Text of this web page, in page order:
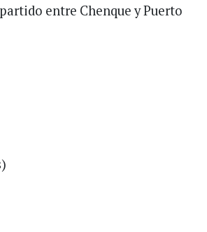
entre Chenque y Puerto